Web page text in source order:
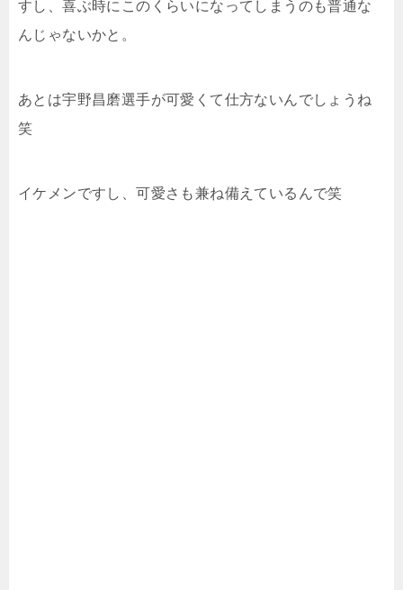
すし、喜ぶ時にこのくらいになってしまうのも普通な
んじゃないかと。
あとは宇野昌磨選手が可愛くて仕方ないんでしょうね
笑
イケメンですし、可愛さも兼ね備えているんで笑